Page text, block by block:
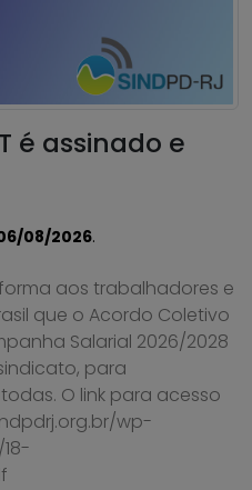
é assinado e
08/2026.
aos trabalhadores e
que o Acordo Coletivo
Salarial 2026/2028
para
O link para acesso
wp-